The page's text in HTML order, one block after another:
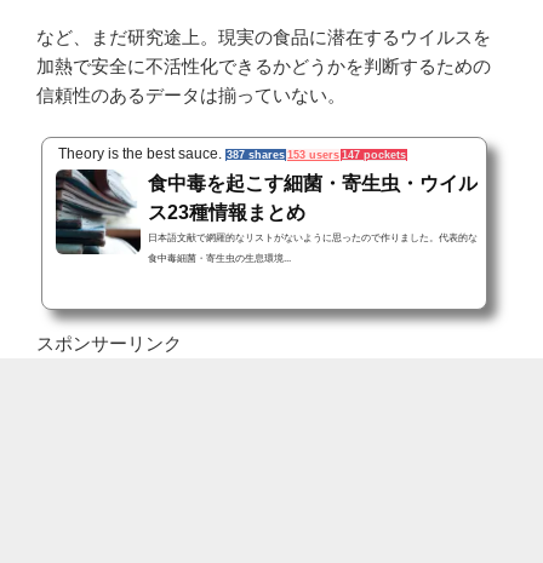
など、まだ研究途上。現実の食品に潜在するウイルスを
加熱で安全に不活性化できるかどうかを判断するための
信頼性のあるデータは揃っていない。
Theory is the best sauce. 387 shares 153 users 147 pockets
食中毒を起こす細菌・寄生虫・ウイル
ス23種情報まとめ
日本語文献で網羅的なリストがないように思ったので作りました。代表的な
食中毒細菌・寄生虫の生息環境...
スポンサーリンク